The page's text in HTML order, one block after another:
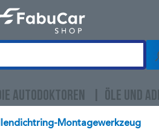
AUTODOKTOREN ÖLE UND
Montagewerkzeug